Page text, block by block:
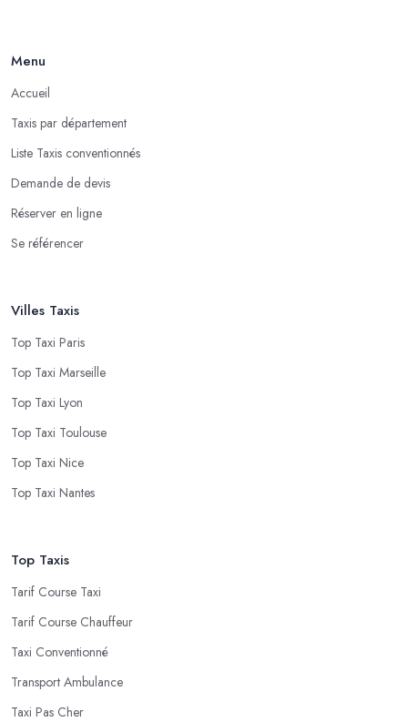
Menu
Accueil
Taxis par département
Liste Taxis conventionnés
Demande de devis
Réserver en ligne
Se référencer
Villes Taxis
Top Taxi Paris
Top Taxi Marseille
Top Taxi Lyon
Top Taxi Toulouse
Top Taxi Nice
Top Taxi Nantes
Top Taxis
Tarif Course Taxi
Tarif Course Chauffeur
Taxi Conventionné
Transport Ambulance
Taxi Pas Cher